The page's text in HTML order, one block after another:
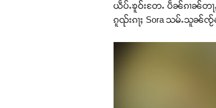
ယဵပ်ႉၶူဝ်းတႄႉ ပဵၼ်ၵၢၼ်တႃ
ၵူၺ်းၵႃႈ Sora သမ်ႉသူၼ်ၸႂ်ၾ